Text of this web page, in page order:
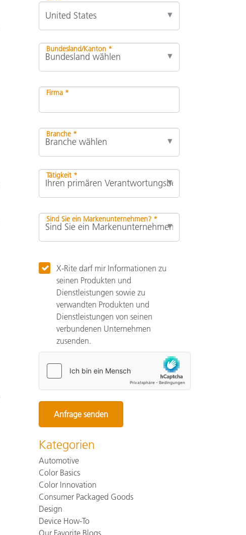
Bundesland/Kanton *
Firma *
Branche *
Tätigkeit *
Sind Sie ein Markenunternehmen? *
X-Rite darf mir Informationen zu
seinen Produkten und
Dienstleistungen sowie zu
verwandten Produkten und
Dienstleistungen von seinen
verbundenen Unternehmen
zusenden.
Kategorien
Automotive
Color Basics
Color Innovation
Consumer Packaged Goods
Design
Device How-To
Our Favorite Blogs